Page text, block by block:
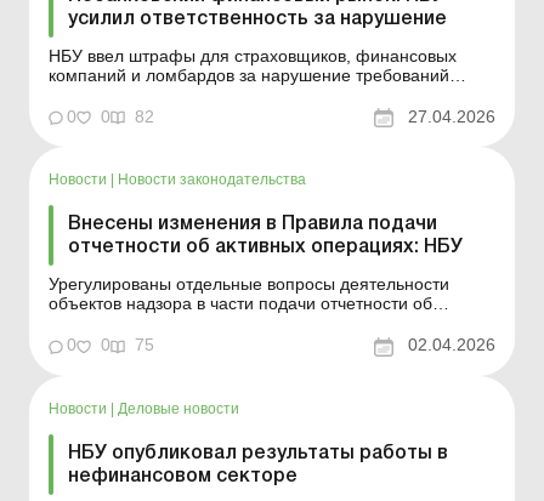
усилил ответственность за нарушение
НБУ ввел штрафы для страховщиков, финансовых
компаний и ломбардов за нарушение требований
25.04.2026 Больше по теме: Ошибочный перевод
средств контрагенту: как вернуть деньги? Лимиты для
используются? ...
0 0 82 27.04.2026
Новости Новости законодательства
Внесены изменения в Правила подачи
отчетности об активных операциях: НБУ
Урегулированы отдельные вопросы деятельности
объектов надзора в части подачи отчетности об
Унифицированная система QR-кодов от НБУ с
банки выявляют схемы уклонен...
0 0 75 02.04.2026
Новости | Деловые новости
НБУ опубликовал результаты работы в
нефинансовом секторе